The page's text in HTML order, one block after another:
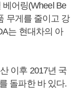
어링(Wheel Be
무게를 줄이고 강
는 현대차의 아
이후 2017년 국
돌파한 바 있다.